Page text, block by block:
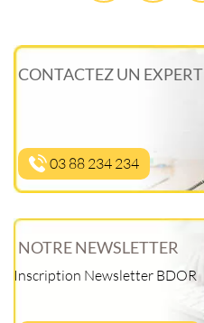
CONTACTEZ UN EXPERT
03 88 234 234
NOTRE NEWSLETTER
Inscription Newsletter BDOR